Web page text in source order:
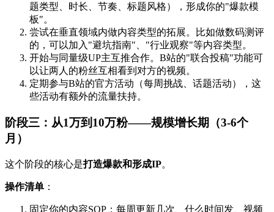
题类型、时长、节奏、标题风格），形成你的"爆款模
板"。
尝试在垂直领域内做内容类型的拓展。比如做数码测评
的，可以加入"避坑指南"、"行业观察"等内容类型。
开始与同量级UP主互推合作。B站的"联合投稿"功能可
以让两人的粉丝互相看到对方的视频。
定期参与B站的官方活动（每周挑战、话题活动），这
些活动有额外的流量扶持。
阶段三：从1万到10万粉——规模增长期（3-6个
月）
这个阶段的核心是打造爆款和形成IP。
操作清单 ：
固定你的内容SOP：每周更新几次、什么时间发、视频